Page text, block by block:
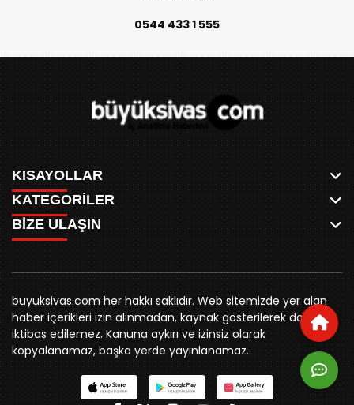
0544 433 1 555
KISAYOLLAR
ANASAYFA
AKSU CANLI
MEYDAN CANLI
MEDRESELER CANLI
MERAKÜM CANLI
YUKARI TEKKE CANLI
KURUMSAL KİMLİK
REKLAM FİYATLARI
BİZE ULAŞIN
KÜNYE
RESMİ İLANLAR
KATEGORİLER
WHATSAPP
SPOR
SİYASET
BELEDİYE
SİVAS VALİLİĞİ
ÜNİVERSİTE
KURUMLAR
STK
YORUM
İLÇELER
BİZE ULAŞIN
0346 221 00 60
buyuksivashaber@gmail.com
Örtülüpınar Mah. İnönü Bulvarı Özkahya Apt. Kat:3 D:7
Sivas
buyuksivas.com her hakkı saklıdır. Web sitemizde yer alan
haber içerikleri izin alınmadan, kaynak gösterilerek dahi
iktibas edilemez. Kanuna aykırı ve izinsiz olarak
kopyalanamaz, başka yerde yayınlanamaz.